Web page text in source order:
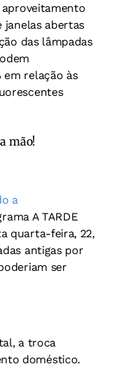
abertas
das lâmpadas
relação às
mão!
a
A TARDE
quarta-feira, 22,
antigas por
ser
a troca
doméstico.